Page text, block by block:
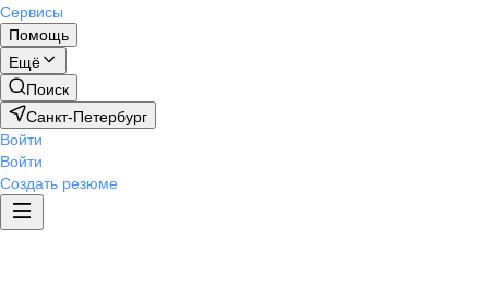
Сервисы
Помощь
Ещё
Поиск
Санкт-Петербург
Войти
Войти
Создать резюме